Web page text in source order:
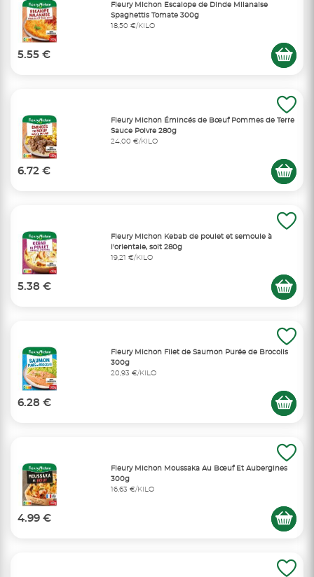
Fleury Michon Escalope de Dinde Milanaise
Spaghettis Tomate 300g
18,50 €/KILO
5.55 €
Fleury Michon Émincés de Bœuf Pommes de Terre
Sauce Poivre 280g
24,00 €/KILO
6.72 €
Fleury Michon Kebab de poulet et semoule à
l'orientale, soit 280g
19,21 €/KILO
5.38 €
Fleury Michon Filet de Saumon Purée de Brocolis
300g
20,93 €/KILO
6.28 €
Fleury Michon Moussaka Au Bœuf Et Aubergines
300g
16,63 €/KILO
4.99 €